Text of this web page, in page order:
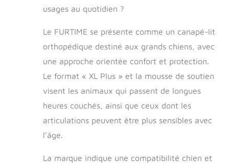
fournit la quantité
soulagement de la
pression et de
soutien des
Design de
traversin canapé-
pour chien à 4
sécurité ultimes,
usages au quotidien ?
Le FURTIME se présente comme un canapé-lit
orthopédique destiné aux grands chiens, avec
une approche orientée confort et protection.
Le format « XL Plus » et la mousse de soutien
visent les animaux qui passent de longues
heures couchés, ainsi que ceux dont les
articulations peuvent être plus sensibles avec
l’âge.
La marque indique une compatibilité chien et